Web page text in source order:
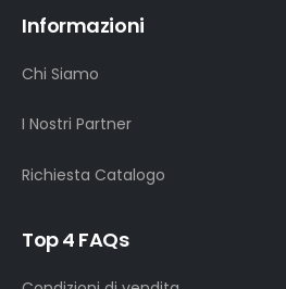
Informazioni
Chi Siamo
I Nostri Partner
Richiesta Catalogo
Top 4 FAQs